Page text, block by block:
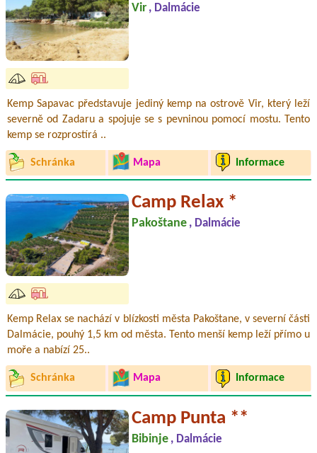
Vir , Dalmácie
Kemp Sapavac představuje jediný kemp na ostrově Vir, který leží
severně od Zadaru a spojuje se s pevninou pomocí mostu. Tento
kemp se rozprostírá ..
Schránka Mapa Informace
Camp Relax *
Pakoštane , Dalmácie
Kemp Relax se nachází v blízkosti města Pakoštane, v severní části
Dalmácie, pouhý 1,5 km od města. Tento menší kemp leží přímo u
moře a nabízí 25..
Schránka Mapa Informace
Camp Punta **
Bibinje , Dalmácie